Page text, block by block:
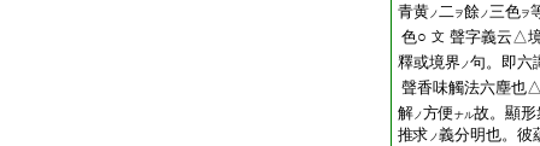
青黄ノ二ヲ餘ノ三色ヲ
色○ 文 聲字義云△
釋或境界 ノ句。即六
聲香味觸法六塵也
解ノ方便 ナル故。顯形
推求 ノ義分明也。彼